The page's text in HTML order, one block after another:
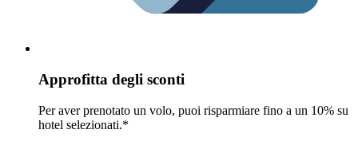
Approfitta degli sconti
Per aver prenotato un volo, puoi risparmiare fino a un 10% su
hotel selezionati.*